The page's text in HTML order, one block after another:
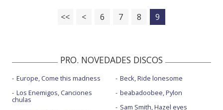
<< < 6 7 8 9
PRO. NOVEDADES DISCOS
Europe, Come this madness
Los Enemigos, Canciones
chulas
Beck, Ride lonesome
beabadoobee, Pylon
Sam Smith, Hazel eyes